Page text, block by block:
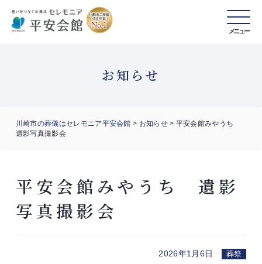
メニュー
お知らせ
川崎市の葬儀はセレモニア平安会館 > お知らせ> 平安会館みやうち
遺影写真撮影会
平安会館みやうち 遺影
写真撮影会
2026年1月6日 葬祭